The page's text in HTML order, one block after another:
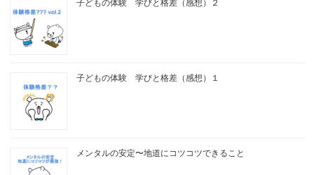
子どもの体験 学びと格差（感想）２
子どもの体験 学びと格差（感想）１
メンタルの安定〜地道にコツコツできること